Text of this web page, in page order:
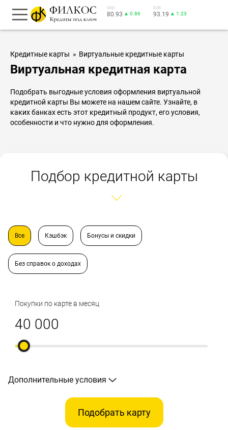
USD
80.93 ▲ 0.86
EUR
93.19 ▲ 1.23
Кредитные карты Виртуальные кредитные карты
Виртуальная кредитная карта
Подобрать выгодные условия оформления виртуальной
кредитной карты Вы можете на нашем сайте. Узнайте, в
каких банках есть этот кредитный продукт, его условия,
особенности и что нужно для оформления.
Подбор кредитной карты
Все Кэшбэк Бонусы и скидки
Без справок о доходах
Покупки по карте в месяц
Дополнительные условия
Подобрать карту